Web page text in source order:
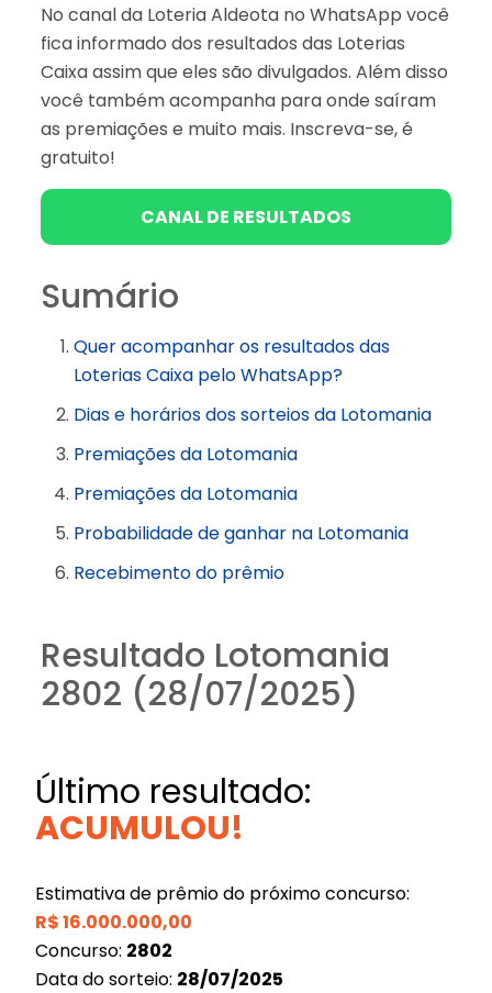
No canal da Loteria Aldeota no WhatsApp você
fica informado dos resultados das Loterias
Caixa assim que eles são divulgados. Além disso
você também acompanha para onde saíram
as premiações e muito mais. Inscreva-se, é
gratuito!
CANAL DE RESULTADOS
Sumário
Quer acompanhar os resultados das
Loterias Caixa pelo WhatsApp?
Dias e horários dos sorteios da Lotomania
Premiações da Lotomania
Premiações da Lotomania
Probabilidade de ganhar na Lotomania
Recebimento do prêmio
Resultado Lotomania
2802 (28/07/2025)
Último resultado:
ACUMULOU!
Estimativa de prêmio do próximo concurso:
R$16.000.000,00
Concurso: 2802
Data do sorteio: 28/07/2025